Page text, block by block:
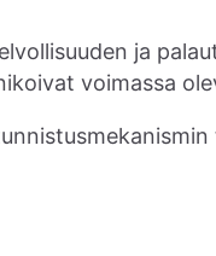
ja
voimassa